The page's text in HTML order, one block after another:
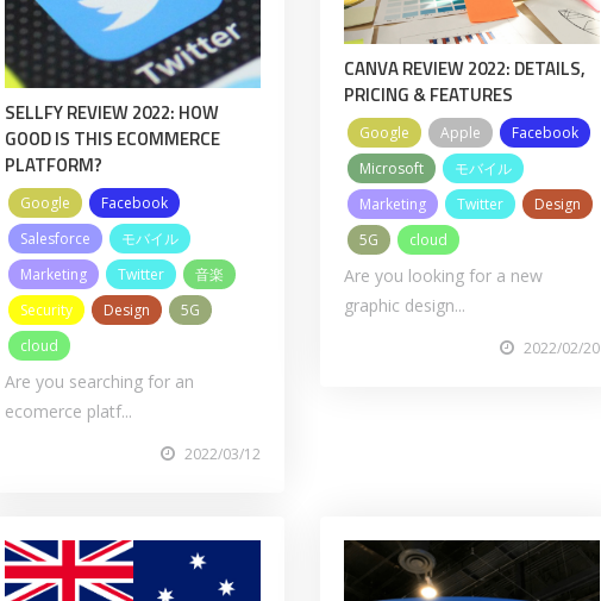
SELLFY REVIEW 2022: HOW
GOOD IS THIS ECOMMERCE
PLATFORM?
Google
Facebook
Salesforce
モバイル
Marketing
Twitter
音楽
Security
Design
5G
cloud
Are you searching for an
ecomerce platf...
2022/03/12
CANVA REVIEW 2022: DETAILS,
PRICING & FEATURES
Google Apple
Facebook
Microsoft
モバイル
Marketing
Twitter
Design
5G
cloud
Are you looking for a new
graphic design...
2022/02/20